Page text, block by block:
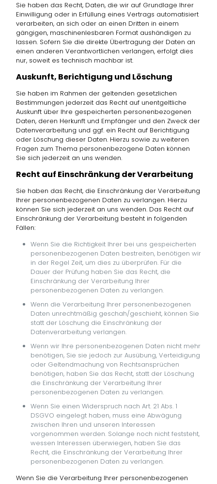
Sie haben das Recht, Daten, die wir auf Grundlage Ihrer
Einwilligung oder in Erfüllung eines Vertrags automatisiert
verarbeiten, an sich oder an einen Dritten in einem
gängigen, maschinenlesbaren Format aushändigen zu
lassen. Sofern Sie die direkte Übertragung der Daten an
einen anderen Verantwortlichen verlangen, erfolgt dies
nur, soweit es technisch machbar ist.
Auskunft, Berichtigung und Löschung
Sie haben im Rahmen der geltenden gesetzlichen
Bestimmungen jederzeit das Recht auf unentgeltliche
Auskunft über Ihre gespeicherten personenbezogenen
Daten, deren Herkunft und Empfänger und den Zweck der
Datenverarbeitung und ggf. ein Recht auf Berichtigung
oder Löschung dieser Daten. Hierzu sowie zu weiteren
Fragen zum Thema personenbezogene Daten können
Sie sich jederzeit an uns wenden.
Recht auf Einschränkung der Verarbeitung
Sie haben das Recht, die Einschränkung der Verarbeitung
Ihrer personenbezogenen Daten zu verlangen. Hierzu
können Sie sich jederzeit an uns wenden. Das Recht auf
Einschränkung der Verarbeitung besteht in folgenden
Fällen:
Wenn Sie die Richtigkeit Ihrer bei uns gespeicherten
personenbezogenen Daten bestreiten, benötigen wir
in der Regel Zeit, um dies zu überprüfen. Für die
Dauer der Prüfung haben Sie das Recht, die
Einschränkung der Verarbeitung Ihrer
personenbezogenen Daten zu verlangen.
Wenn die Verarbeitung Ihrer personenbezogenen
Daten unrechtmäßig geschah/geschieht, können Sie
statt der Löschung die Einschränkung der
Datenverarbeitung verlangen.
Wenn wir Ihre personenbezogenen Daten nicht mehr
benötigen, Sie sie jedoch zur Ausübung, Verteidigung
oder Geltendmachung von Rechtsansprüchen
benötigen, haben Sie das Recht, statt der Löschung
die Einschränkung der Verarbeitung Ihrer
personenbezogenen Daten zu verlangen.
Wenn Sie einen Widerspruch nach Art. 21 Abs. 1
DSGVO eingelegt haben, muss eine Abwägung
zwischen Ihren und unseren Interessen
vorgenommen werden. Solange noch nicht feststeht,
wessen Interessen überwiegen, haben Sie das
Recht, die Einschränkung der Verarbeitung Ihrer
personenbezogenen Daten zu verlangen.
Wenn Sie die Verarbeitung Ihrer personenbezogenen